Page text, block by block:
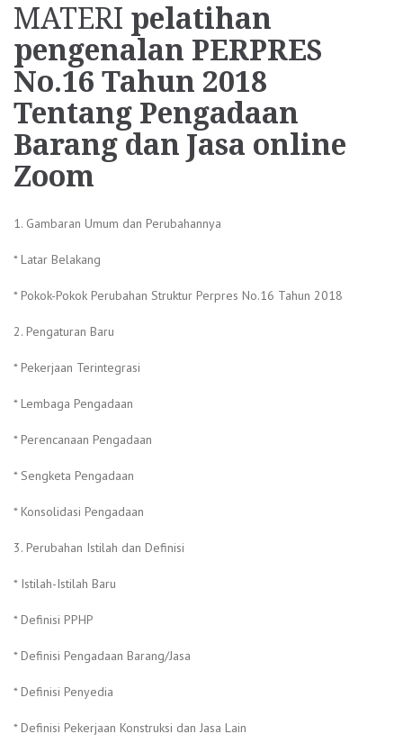
MATERI pelatihan
pengenalan PERPRES
No.16 Tahun 2018
Tentang Pengadaan
Barang dan Jasa online
Zoom
1. Gambaran Umum dan Perubahannya
* Latar Belakang
* Pokok-Pokok Perubahan Struktur Perpres No.16 Tahun 2018
2. Pengaturan Baru
* Pekerjaan Terintegrasi
* Lembaga Pengadaan
* Perencanaan Pengadaan
* Sengketa Pengadaan
* Konsolidasi Pengadaan
3. Perubahan Istilah dan Definisi
* Istilah-Istilah Baru
* Definisi PPHP
* Definisi Pengadaan Barang/Jasa
* Definisi Penyedia
* Definisi Pekerjaan Konstruksi dan Jasa Lain